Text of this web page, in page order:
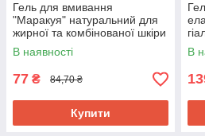
Гель для вмивання
"Маракуя" натуральний для
жирної та комбінованої шкіри
TM Mayur, 100 мл
В наявності
77 ₴ 84,70 ₴
Купити
В